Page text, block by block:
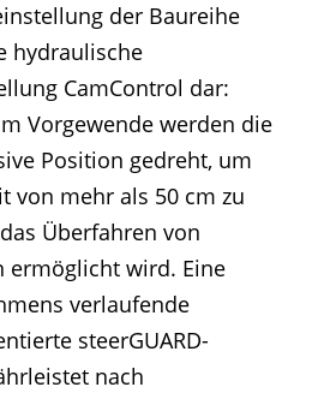
der Baureihe
hydraulische
CamControl dar:
Vorgewende werden die
Position gedreht, um
von mehr als 50 cm zu
Überfahren von
ermöglicht wird. Eine
verlaufende
steerGUARD-
nach